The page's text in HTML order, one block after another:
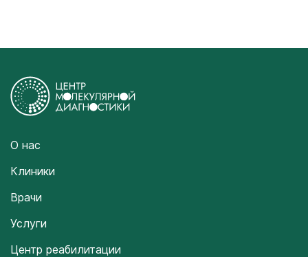
О нас
Клиники
Врачи
Услуги
Центр реабилитации